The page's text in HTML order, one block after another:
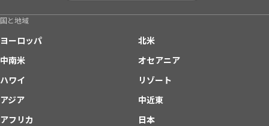
国と地域
ヨーロッパ
北米
中南米
オセアニア
ハワイ
リゾート
アジア
中近東
アフリカ
日本